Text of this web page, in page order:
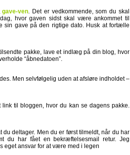
gave-ven. Det er vedkommende, som du skal
hvor gaven sidst skal være ankommet til
sin gave på den rigtige dato. Husk at fortælle
pakke, lave et indlæg på din blog, hvor
“åbnedatoen”.
Men selvfølgelig uden at afsløre indholdet –
til bloggen, hvor du kan se dagens pakke.
deltager. Men du er først tilmeldt, når du har
du har fået en bekræftelsesmail retur. Jeg
eget ansvar for at være med i legen